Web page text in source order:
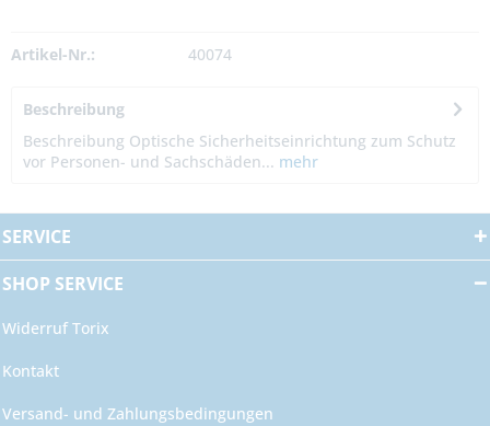
Artikel-Nr.: 40074
Beschreibung
Beschreibung Optische Sicherheitseinrichtung zum Schutz
vor Personen- und Sachschäden... mehr
SERVICE
SHOP SERVICE
Widerruf Torix
Kontakt
Versand- und Zahlungsbedingungen